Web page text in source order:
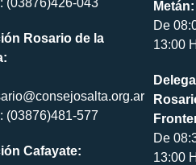
(03876)426-043
Rosario de la
(03876)481-577
Cafayate:
Metán:
De
13:00
De
13:00